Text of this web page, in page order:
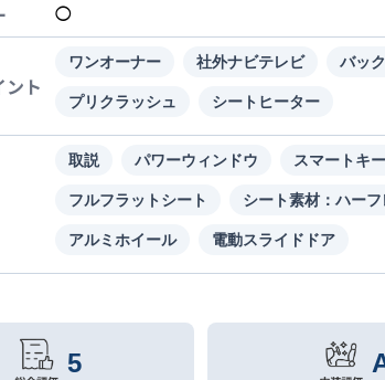
◯
ント
ワンオーナー 社外ナビテレビ バッ
プリクラッシュ シートヒーター
取説 パワーウィンドウ スマートキー
フルフラットシート シート素材：ハー
アルミホイール 電動スライドドア
5